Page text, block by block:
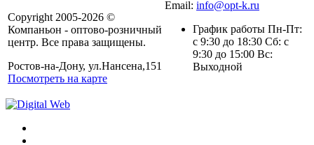
Copyright 2005-2026 ©
Компаньон - оптово-розничный
центр. Все права защищены.
Ростов-на-Дону, ул.Нансена,151
Посмотреть на карте
Email: info@opt-k.ru
График работы Пн-Пт:
с 9:30 до 18:30 Сб: с
9:30 до 15:00 Вс:
Выходной